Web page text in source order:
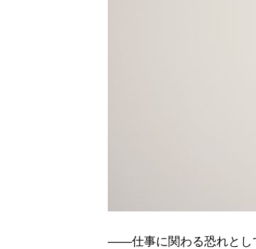
――仕事に関わる恐れとし